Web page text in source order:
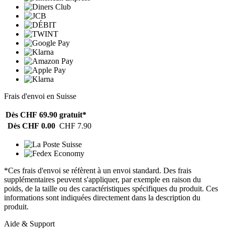
Frais d'envoi en Suisse
Dès CHF 69.90 gratuit*
Dès CHF 0.00 CHF 7.90
*Ces frais d'envoi se réfèrent à un envoi standard. Des frais
supplémentaires peuvent s'appliquer, par exemple en raison du
poids, de la taille ou des caractéristiques spécifiques du produit. Ces
informations sont indiquées directement dans la description du
produit.
Aide & Support